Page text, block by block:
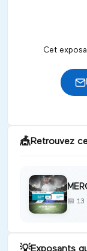
Cet
🎪Retrouvez
📅 13